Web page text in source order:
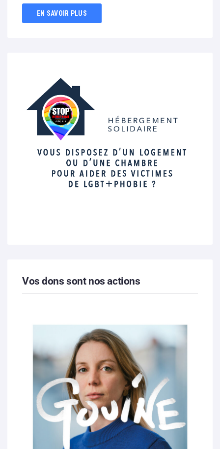
EN SAVOIR PLUS
Vos dons sont nos actions